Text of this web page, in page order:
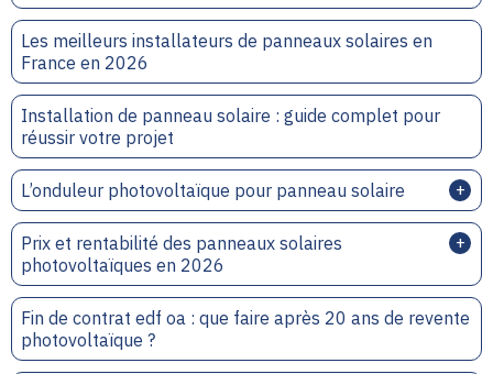
Les meilleurs installateurs de panneaux solaires en
France en 2026
Installation de panneau solaire : guide complet pour
réussir votre projet
L’onduleur photovoltaïque pour panneau solaire
Prix et rentabilité des panneaux solaires
photovoltaïques en 2026
Fin de contrat edf oa : que faire après 20 ans de revente
photovoltaïque ?